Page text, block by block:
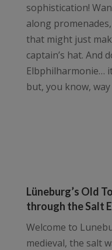
sophistication!
along
that might just
captain’s hat. And
Elbphilharmonie…
but, you know,
Lüneburg’s Old
through the Salt
Welcome to
medieval, the salt